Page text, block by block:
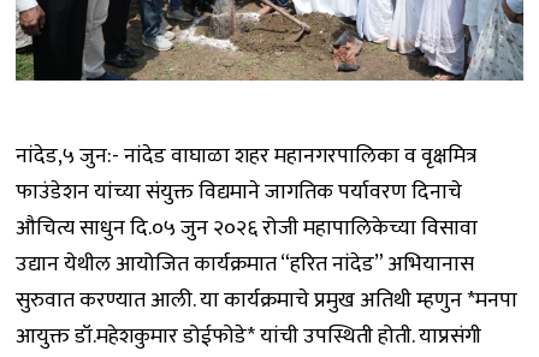
नांदेड,५ जुन:- नांदेड वाघाळा शहर महानगरपालिका व वृक्षमित्र
फाउंडेशन यांच्या संयुक्त विद्यमाने जागतिक पर्यावरण दिनाचे
औचित्य साधुन दि.०५ जुन २०२६ रोजी महापालिकेच्या विसावा
उद्यान येथील आयोजित कार्यक्रमात “हरित नांदेड” अभियानास
सुरुवात करण्यात आली. या कार्यक्रमाचे प्रमुख अतिथी म्हणुन *मनपा
आयुक्त डॉ.महेशकुमार डोईफोडे* यांची उपस्थिती होती. याप्रसंगी